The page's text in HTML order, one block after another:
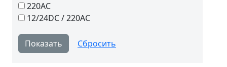
220AC
12/24DC / 220АС